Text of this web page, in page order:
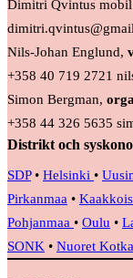
Dimitri Qvintus
Nils-Johan Englund,
+358 40 719 2721
Simon Bergman,
+358 44 326 5635
Distrikt och
SDP• Helsinki •
Pirkanmaa •
Pohjanmaa • Oulu •
SONK • Nuoret